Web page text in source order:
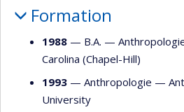
Formation
1988 — B.A. —
Carolina (Chapel-Hill)
1993 — Anthropologie —
University